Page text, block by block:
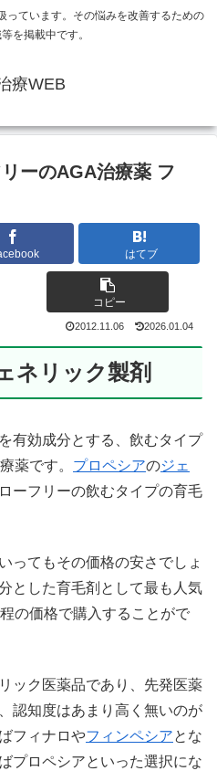
っています。その悩みを改善するための
を掲載中です。
療WEB
ーのAGA治療薬 フ
はてブ
コピー
2012.11.06 2026.01.04
ネリック製剤
を有効成分とする、飲むタイプ
薬です。 プロペシアのジェ
ーフリーの飲むタイプの育毛
ってもその価格の安さでしょ
とした育毛剤として最も人気
の価格で購入することがで
ック医薬品であり、先発医薬
認知度はあまり高く無いのが
フィナロやフィンペシアとな
プロペシアといった選択にな